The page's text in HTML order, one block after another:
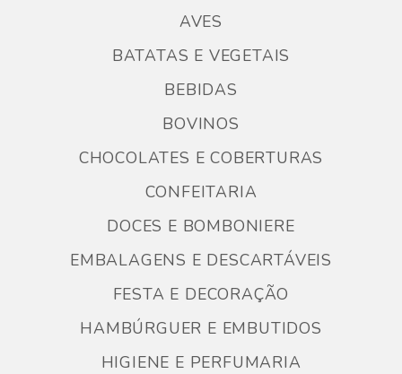
AVES
BATATAS E VEGETAIS
BEBIDAS
BOVINOS
CHOCOLATES E COBERTURAS
CONFEITARIA
DOCES E BOMBONIERE
EMBALAGENS E DESCARTÁVEIS
FESTA E DECORAÇÃO
HAMBÚRGUER E EMBUTIDOS
HIGIENE E PERFUMARIA